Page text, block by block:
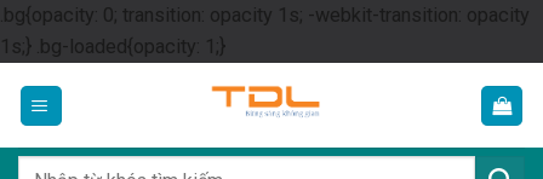
.bg{opacity: 0; transition: opacity 1s; -webkit-transition: opacity
1s;} .bg-loaded{opacity: 1;}Skip
content